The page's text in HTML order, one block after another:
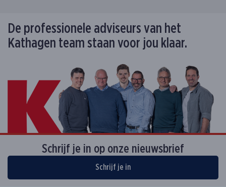
De professionele adviseurs van het
Kathagen team staan voor jou klaar.
Schrijf je in op onze nieuwsbrief
Schrijf je in